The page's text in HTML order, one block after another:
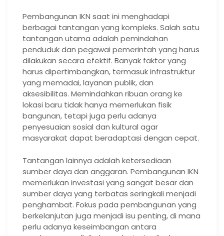
Pembangunan IKN saat ini menghadapi
berbagai tantangan yang kompleks. Salah satu
tantangan utama adalah pemindahan
penduduk dan pegawai pemerintah yang harus
dilakukan secara efektif. Banyak faktor yang
harus dipertimbangkan, termasuk infrastruktur
yang memadai, layanan publik, dan
aksesibilitas. Memindahkan ribuan orang ke
lokasi baru tidak hanya memerlukan fisik
bangunan, tetapi juga perlu adanya
penyesuaian sosial dan kultural agar
masyarakat dapat beradaptasi dengan cepat.
Tantangan lainnya adalah ketersediaan
sumber daya dan anggaran. Pembangunan IKN
memerlukan investasi yang sangat besar dan
sumber daya yang terbatas seringkali menjadi
penghambat. Fokus pada pembangunan yang
berkelanjutan juga menjadi isu penting, di mana
perlu adanya keseimbangan antara